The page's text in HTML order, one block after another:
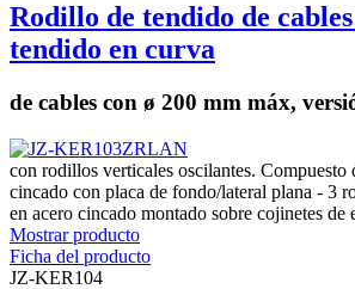
Rodillo de tendido de
tendido en curva
de cables con ø 200 mm máx,
con rodillos verticales oscilantes. Compuesto
cincado con placa de fondo/lateral plana - 3
en acero cincado montado sobre cojinetes de
Mostrar producto
Ficha del producto
JZ-KER104